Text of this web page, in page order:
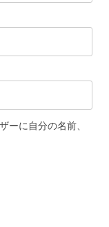
ーに自分の名前、